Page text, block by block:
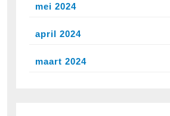
mei 2024
april 2024
maart 2024